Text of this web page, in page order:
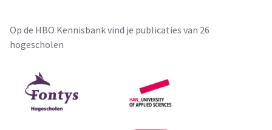
Op de HBO Kennisbank vind je publicaties van 26
hogescholen